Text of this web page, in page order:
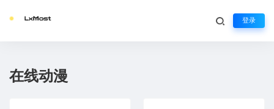
登录
在线动漫